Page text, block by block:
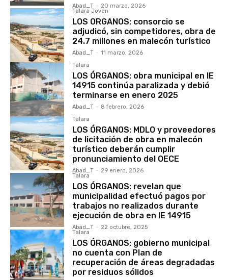
Abad_T - 20 marzo, 2026
Talara Joven
LOS ORGANOS: consorcio se
adjudicó, sin competidores, obra de
24.7 millones en malecón turístico
Abad_T - 11 marzo, 2026
Talara
LOS ÓRGANOS: obra municipal en IE
14915 continúa paralizada y debió
terminarse en enero 2025
Abad_T - 8 febrero, 2026
Talara
LOS ÓRGANOS: MDLO y proveedores
de licitación de obra en malecón
turístico deberán cumplir
pronunciamiento del OECE
Abad_T - 29 enero, 2026
Talara
LOS ÓRGANOS: revelan que
municipalidad efectuó pagos por
trabajos no realizados durante
ejecución de obra en IE 14915
Abad_T - 22 octubre, 2025
Talara
LOS ÓRGANOS: gobierno municipal
no cuenta con Plan de
recuperación de áreas degradadas
por residuos sólidos